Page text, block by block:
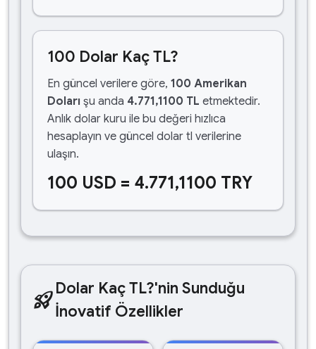
100 Dolar Kaç TL?
En güncel verilere göre, 100 Amerikan
Doları şu anda 4.771,1100 TL etmektedir.
Anlık dolar kuru ile bu değeri hızlıca
hesaplayın ve güncel dolar tl verilerine
ulaşın.
100 USD = 4.771,1100 TRY
rocket_launchDolar Kaç TL?'nin Sunduğu
İnovatif Özellikler